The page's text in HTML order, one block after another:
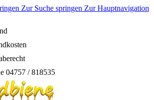
Zur Suche springen Zur Hauptnavigation
04757 / 818535